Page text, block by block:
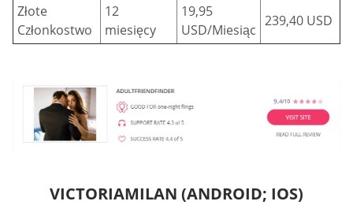
Złote
Członkostwo
12
miesięcy
19,95
USD/Miesiąc
239,40 USD
VICTORIAMILAN (ANDROID; IOS)